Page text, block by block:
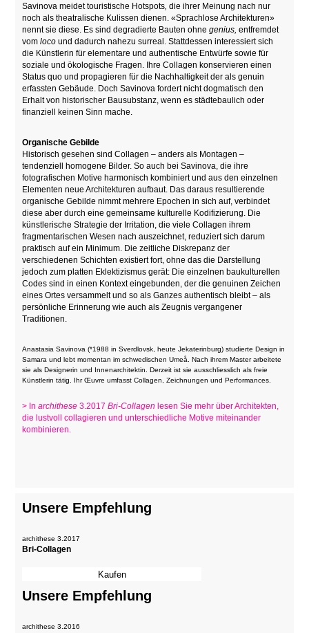
Savinova meidet touristische Hotspots,die ihrer Meinung nach nur
noch als theatralische Kulissen dienen. «Sprachlose Architekturen»
nennt sie diese. Es sind degradierte Bauten ohnegenius, entfremdet
vomlocound dadurch nahezu surreal. Stattdessen interessiert sich
die Künstlerin für elementare und authentische Entwürfe sowie für
soziale und ökologische Fragen. Ihre Collagen konservieren einen
Status quo und propagieren für die Nachhaltigkeit der als genuin
erfassten Gebäude. Doch Savinova fordert nicht dogmatisch den
Erhalt von historischer Bausubstanz, wenn es städtebaulich oder
finanziell keinen Sinn mache.
Organische Gebilde
Historisch gesehen sind Collagen – anders als Montagen –
tendenziell homogene Bilder. So auch bei Savinova, die ihre
fotografischen Motive harmonisch kombiniert und aus den einzelnen
Elementen neue Architekturen aufbaut. Das daraus resultierende
organische Gebilde nimmt mehrere Epochen in sich auf, verbindet
diese aber durch eine gemeinsame kulturelle Kodifizierung. Die
künstlerische Strategie der Irritation, die viele Collagen ihrem
fragmentarischen Wesen nach auszeichnet, reduziert sich darum
praktisch auf ein Minimum. Die zeitliche Diskrepanz der
verschiedenen Schichten existiert fort, ohne das die Darstellung
jedoch zum platten Eklektizismus gerät: Die einzelnen baukulturellen
Codes sind in einen Kontext eingebunden, der die genuinen Zeichen
eines Ortes versammelt und so als Ganzes authentisch bleibt – als
persönliche Erinnerung wie auch als Zeugnis vergangener
Traditionen.
Anastasia Savinova (*1988 in Sverdlovsk, heute Jekaterinburg) studierte Design in
Samara und lebt momentan im schwedischen Umeå. Nach ihrem Master arbeitete
sie als Designerin und Innenarchitektin. Derzeit ist sie ausschliesslich als freie
Künstlerin tätig. Ihr Œuvre umfasst Collagen, Zeichnungen und Performances.
> In archithese3.2017 Bri-Collagen lesen Sie mehr über Architekten,
die lustvoll collagieren und unterschiedliche Motive miteinander
kombinieren.
Unsere Empfehlung
archithese 3.2017
Bri-Collagen
Unsere Empfehlung
archithese 3.2016